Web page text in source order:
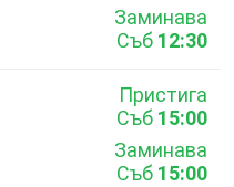
Заминава
Съб 12:30
Пристига
Съб 15:00
Заминава
Съб 15:00